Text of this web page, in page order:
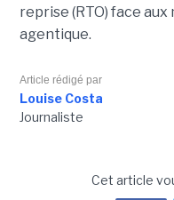
reprise (RTO) face
agentique.
Article rédigé par
Louise Costa
Journaliste
Cet article